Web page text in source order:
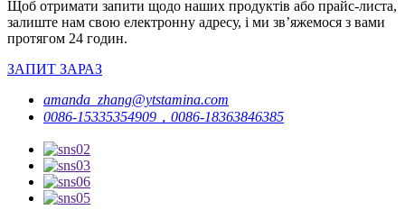
Щоб отримати запити щодо наших продуктів або прайс-листа,
залиште нам свою електронну адресу, і ми зв’яжемося з вами
протягом 24 годин.
ЗАПИТ ЗАРАЗ
amanda_zhang@ytstamina.com
0086-15335354909，0086-18363846385